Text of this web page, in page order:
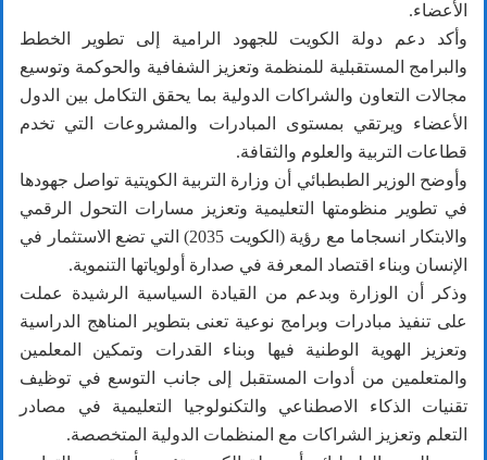
الأعضاء.
وأكد دعم دولة الكويت للجهود الرامية إلى تطوير الخطط
والبرامج المستقبلية للمنظمة وتعزيز الشفافية والحوكمة وتوسيع
مجالات التعاون والشراكات الدولية بما يحقق التكامل بين الدول
الأعضاء ويرتقي بمستوى المبادرات والمشروعات التي تخدم
قطاعات التربية والعلوم والثقافة.
وأوضح الوزير الطبطبائي أن وزارة التربية الكويتية تواصل جهودها
في تطوير منظومتها التعليمية وتعزيز مسارات التحول الرقمي
والابتكار انسجاما مع رؤية (الكويت 2035) التي تضع الاستثمار في
الإنسان وبناء اقتصاد المعرفة في صدارة أولوياتها التنموية.
وذكر أن الوزارة وبدعم من القيادة السياسية الرشيدة عملت
على تنفيذ مبادرات وبرامج نوعية تعنى بتطوير المناهج الدراسية
وتعزيز الهوية الوطنية فيها وبناء القدرات وتمكين المعلمين
والمتعلمين من أدوات المستقبل إلى جانب التوسع في توظيف
تقنيات الذكاء الاصطناعي والتكنولوجيا التعليمية في مصادر
التعلم وتعزيز الشراكات مع المنظمات الدولية المتخصصة.